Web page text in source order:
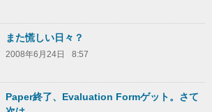
また慌しい日々？
2008年6月24日 8:57
Paper終了、Evaluation Formゲット。さて